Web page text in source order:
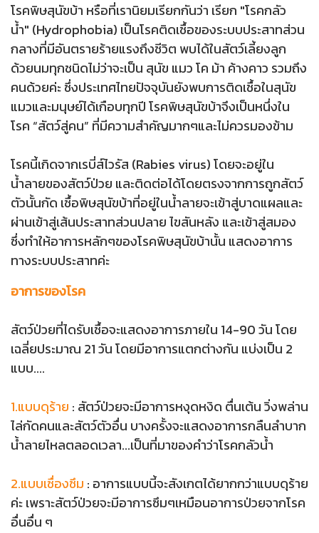
โรคพิษสุนัขบ้า หรือที่เรานิยมเรียกกันว่า เรียก "โรคกลัว
น้ำ" (Hydrophobia) เป็นโรคติดเชื้อของระบบประสาทส่วน
กลางที่มีอันตรายร้ายแรงถึงชีวิต พบได้ในสัตว์เลี้ยงลูก
ด้วยนมทุกชนิดไม่ว่าจะเป็น สุนัข แมว โค ม้า ค้างคาว รวมถึง
คนด้วยค่ะ ซึ่งประเทศไทยปัจจุบันยังพบการติดเชื้อในสุนัข
แมวและมนุษย์ได้เกือบทุกปี โรคพิษสุนัขบ้าจึงเป็นหนึ่งใน
โรค “สัตว์สู่คน” ที่มีความสำคัญมากๆและไม่ควรมองข้าม
โรคนี้เกิดจากเรบี่ส์ไวรัส (Rabies virus) โดยจะอยู่ใน
น้ำลายของสัตว์ป่วย และติดต่อได้โดยตรงจากการถูกสัตว์
ตัวนั้นกัด เชื้อพิษสุนัขบ้าที่อยู่ในน้ำลายจะเข้าสู่บาดแผลและ
ผ่านเข้าสู่เส้นประสาทส่วนปลาย ไขสันหลัง และเข้าสู่สมอง
ซึ่งทำให้อาการหลักๆของโรคพิษสุนัขบ้านั้น แสดงอาการ
ทางระบบประสาทค่ะ
อาการของโรค
สัตว์ป่วยที่ไดรับเชื้อจะแสดงอาการภายใน 14-90 วัน โดย
เฉลี่ยประมาณ 21 วัน โดยมีอาการแตกต่างกัน แบ่งเป็น 2
แบบ....
1.แบบดุร้าย : สัตว์ป่วยจะมีอาการหงุดหงิด ตื่นเต้น วิ่งพล่าน
ไล่กัดคนและสัตว์ตัวอื่น บางครั้งจะแสดงอาการกลืนลำบาก
น้ำลายไหลตลอดเวลา...เป็นที่มาของคำว่าโรคกลัวน้ำ
2.แบบเซื่องซึม : อาการแบบนี้จะสังเกตได้ยากกว่าแบบดุร้าย
ค่ะ เพราะสัตว์ป่วยจะมีอาการซึมๆเหมือนอาการป่วยจากโรค
อื่นอื่น ๆ